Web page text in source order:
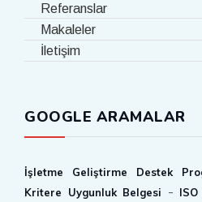
Referanslar
Makaleler
İletişim
GOOGLE ARAMALAR
İşletme Geliştirme Destek
Kritere Uygunluk Belgesi
-